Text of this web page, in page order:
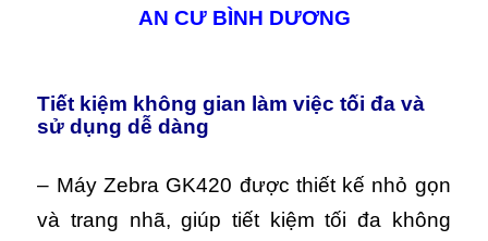
AN CƯ BÌNH DƯƠNG
Tiết kiệm không gian làm việc tối đa và
sử dụng dễ dàng
– Máy Zebra GK420 được thiết kế nhỏ gọn
và trang nhã, giúp tiết kiệm tối đa không